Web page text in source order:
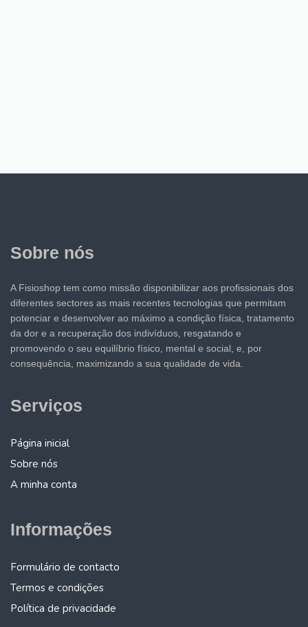
Sobre nós
A Fisioshop tem como missão disponibilizar aos profissionais dos
diferentes sectores as mais recentes tecnologias que permitam
potenciar e desenvolver ao máximo a condição física, tratamento
da dor e a recuperação dos indivíduos, resgatando e
promovendo o seu equilíbrio físico, mental e social, e, por
consequência, maximizando a sua qualidade de vida.
Serviços
Página inicial
Sobre nós
A minha conta
Informações
Formulário de contacto
Termos e condições
Política de privacidade